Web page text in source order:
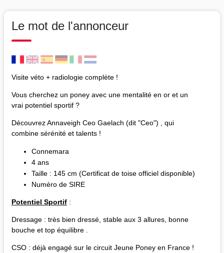
Le mot de l'annonceur
Visite véto + radiologie complète !
Vous cherchez un poney avec une mentalité en or et un
vrai potentiel sportif ?
Découvrez Annaveigh Ceo Gaelach (dit "Ceo") , qui
combine sérénité et talents !
Connemara
4 ans
Taille : 145 cm (Certificat de toise officiel disponible)
Numéro de SIRE
Potentiel Sportif :
Dressage : très bien dressé, stable aux 3 allures, bonne
bouche et top équilibre .
CSO : déjà engagé sur le circuit Jeune Poney en France !